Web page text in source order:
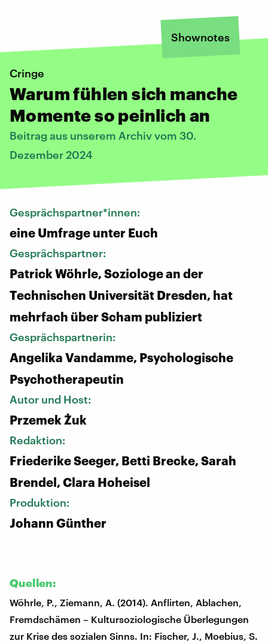
Shownotes
Cringe
Warum fühlen sich manche
Momente so peinlich an
Beitrag aus unserem Archiv vom 30.
Dezember 2024
Gesprächspartner*innen:
eine Umfrage unter Euch
Gesprächspartner:
Patrick Wöhrle, Soziologe an der
Technischen Universität Dresden, hat
mehrfach über Scham publiziert
Gesprächspartnerin:
Angelika Vandamme, Psychologische
Psychotherapeutin
Autor und Host:
Przemek Żuk
Redaktion:
Friederike Seeger, Betti Brecke, Sarah
Brendel, Clara Hoheisel
Produktion:
Johann Günther
Quellen:
Wöhrle, P., Ziemann, A. (2014). Anflirten, Ablachen,
Fremdschämen – Kultursoziologische Überlegungen
zur Krise des sozialen Sinns. In: Fischer, J., Moebius, S.